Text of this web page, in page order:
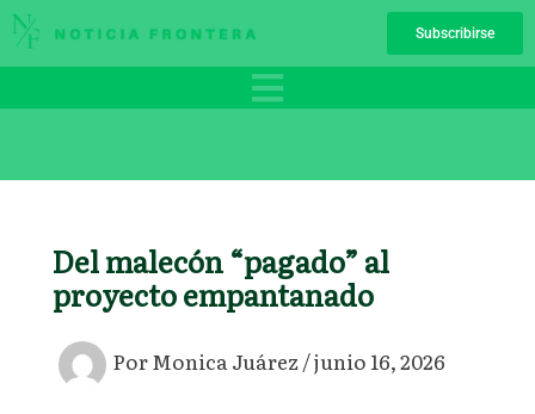
Ir
al
Subscribirse
Del malecón “pagado” al
proyecto empantanado
PorMonica Juárez/junio 16, 2026